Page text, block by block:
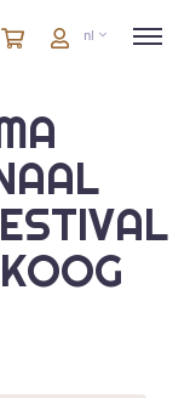
Winkelmandje
artikelen
Account
nl